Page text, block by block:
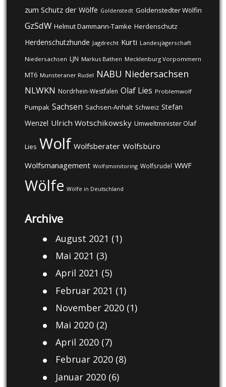
zum Schutz der Wölfe Goldenstedt Goldenstedter Wölfin
GzSdW Helmut Dammann-Tamke Herdenschutz
Herdenschutzhunde Jagdrecht Kurti Landesjägerschaft
Niedersachsen LJN Markus Bathen Mecklenburg Vorpommern
MT6 Munsteraner Rudel NABU Niedersachsen
NLWKN Nordrhein-Westfalen Olaf Lies Problemwolf
Pumpak Sachsen Sachsen-Anhalt Schweiz Stefan
Wenzel Ulrich Wotschikowsky Umweltminister Olaf
Lies Wolf Wolfsberater Wolfsbüro
Wolfsmanagement Wolfsmonitoring Wolfsrudel WWF
Wölfe Wölfe in Deutschland
Archive
August 2021 (1)
Mai 2021 (3)
April 2021 (5)
Februar 2021 (1)
November 2020(1)
Mai 2020(2)
April 2020(7)
Februar 2020(8)
Januar 2020(6)